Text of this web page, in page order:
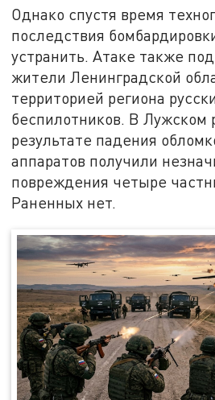
Однако спустя время
последствия
устранить. Атаке также
жители Ленинградской
территорией региона
беспилотников. В Лужском
результате падения
аппаратов получили
повреждения четыре
Раненных нет.